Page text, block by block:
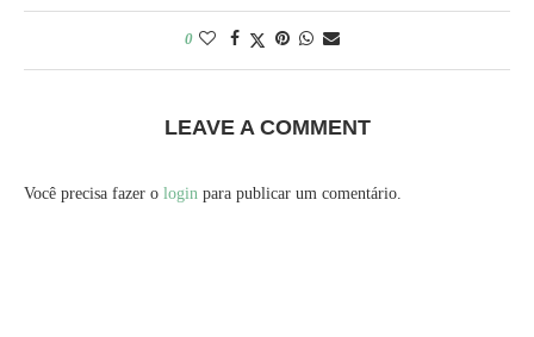
0
LEAVE A COMMENT
Você precisa fazer o login para publicar um comentário.